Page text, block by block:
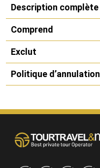
Description complète
Comprend
Exclut
Politique d’annulation